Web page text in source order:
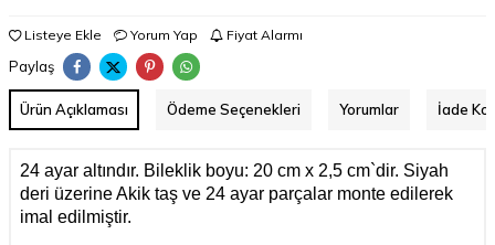
Listeye Ekle Yorum Yap Fiyat Alarmı
Paylaş
Ürün Açıklaması Ödeme Seçenekleri Yorumlar İade
24 ayar altındır. Bileklik boyu: 20 cm x 2,5 cm`dir. Siyah
deri üzerine Akik taş ve 24 ayar parçalar monte edilerek
imal edilmiştir.